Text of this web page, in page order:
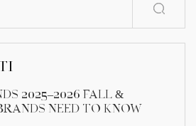
2025–2026 Fall &
Need to Know